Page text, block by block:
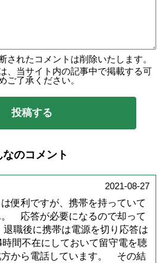
されたコメントは削除いたします。
、当サイト内の記事中で掲載する可
ご了承ください。
のコメント
2021-08-27
便利ですが、携帯を持っていて
応答が必要になるので却って
職後に携帯は電源を切り応答は
間不在にしておいて留守電を聴
方から電話しています。 その結